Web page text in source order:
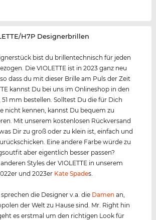
H7P Designerbrillen
bist du brillentechnisch für jeden
Die VIOLETTE ist in 2023 ganz neu
dass du mit dieser Brille am Puls der Zeit
kannst Du bei uns im Onlineshop in den
mm bestellen. Solltest Du die für Dich
nicht kennen, kannst Du bequem zu
Mit unserem kostenlosen Rückversand
Dir zu groß oder zu klein ist, einfach und
Eine andere Farbe würde zu
aber eigentlich besser passen?
Styles der VIOLETTE in unserem
und 2023er Kate Spades.
die Designer v.a. die Damen an,
der Welt zu Hause sind. Mr. Right hin
es erstmal um den richtigen Look für